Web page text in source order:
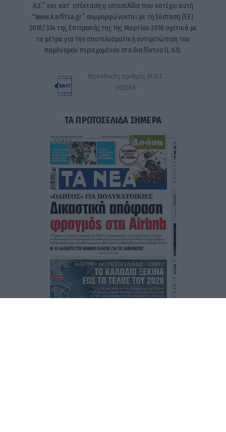
A.E.” και κατ’ επέκταση η ιστοσελίδα που κατέχει αυτή
“www.karfitsa.gr” συμμορφώνονται με τη Σύσταση (ΕΕ)
2018/334 της Επιτροπής της 1ης Μαρτίου 2018 σχετικά με
τα μέτρα για την αποτελεσματική αντιμετώπιση του
παράνομου περιεχομένου στο διαδίκτυο (L 63).
Μοναδικός αριθμός Μ.Η.Τ.
262048
ΤΑ ΠΡΩΤΟΣΕΛΙΔΑ ΣΗΜΕΡΑ